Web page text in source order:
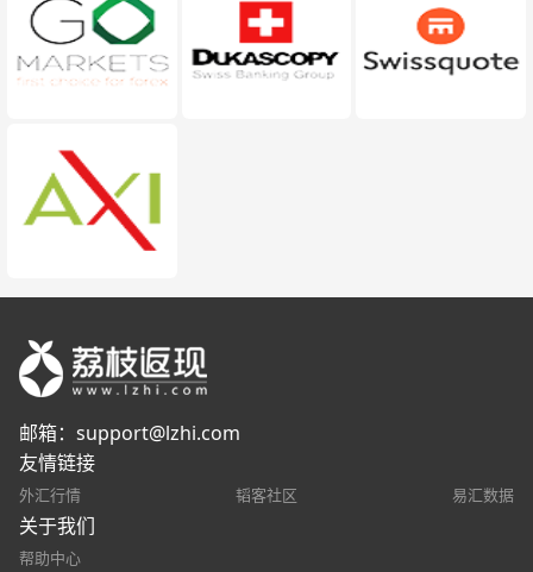
邮箱： support@lzhi.com
友情链接
外汇行情 韬客社区 易汇数据
关于我们
帮助中心